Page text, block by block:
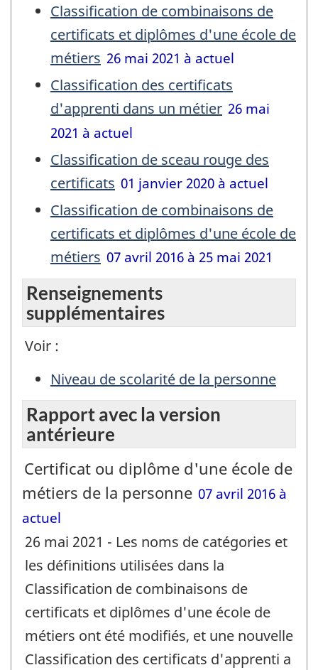
Classification de combinaisons de
certificats et diplômes d'une école de
métiers 26 mai 2021 à actuel
Classification des certificats
d'apprenti dans un métier 26 mai
2021 à actuel
Classification de sceau rouge des
certificats 01 janvier 2020 à actuel
Classification de combinaisons de
certificats et diplômes d'une école de
métiers 07 avril 2016 à 25 mai 2021
Renseignements
supplémentaires
Voir :
Niveau de scolarité de la personne
Rapport avec la version
antérieure
Certificat ou diplôme d'une école de
métiers de la personne 07 avril 2016 à
actuel
26 mai 2021 - Les noms de catégories et
les définitions utilisées dans la
Classification de combinaisons de
certificats et diplômes d'une école de
métiers ont été modifiés, et une nouvelle
Classification des certificats d'apprenti a